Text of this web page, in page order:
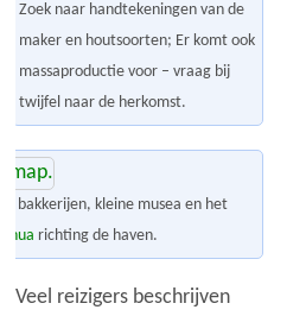
Zoek naar handtekeningen van de
maker en houtsoorten; Er komt ook
massaproductie voor – vraag bij
twijfel naar de herkomst.
bakkerijen, kleine musea en het
richting de haven.
Veel reizigers beschrijven